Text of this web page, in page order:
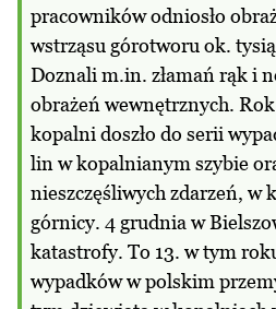
pracowników odniosło
wstrząsu górotworu ok.
Doznali m.in. złamań rąk i
obrażeń wewnętrznych.
kopalni doszło do serii
lin w kopalnianym szybie
nieszczęśliwych zdarzeń, w
górnicy. 4 grudnia w
katastrofy. To 13. w tym
wypadków w polskim